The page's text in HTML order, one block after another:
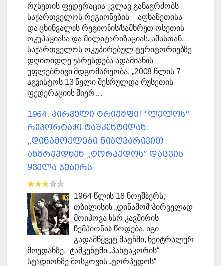
რუსეთის ფედერაცია კვლავ განაგრძობს
საქართველოს რეგიონების _ აფხაზეთისა
და ცხინვალის რეგიონის/სამხრეთ ოსეთის
ოკუპაციასა და მილიტარიზაციას. ამასთან,
საქართველოს ოკუპირებულ ტერიტორიებზე
დღითიდღე უარესდება ადამიანის
უფლებრივი მდგომარეობა. „2008 წლის 7
აგვისტოს 13 წელი შესრულდა რუსეთის
ფედერაციის მიერ…
1964. პირველი ტრიუმფი! "ლელოს"
რეპორტაჟი ტაშკენტიდან:
„დინამოელები ნიაღვარივით
ანგრევდნენ „ტორპედოს“ დაცვის
ყველა ჯებირს
1964 წლის 18 ნოემბერს,
თბილისის „დინამომ“პირველად
მოიპოვა სსრ კავშირის
ჩემპიონის წოდება. იგი
გადამწყვეტ მატჩში, ნეიტრალურ
მოედანზე, ტაშკენტში „პახტაკორის“
სტადიონზე მოსკოვის „ტორპედოს“